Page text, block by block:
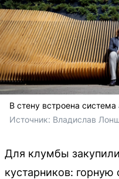
В стену встроена система
Источник: Владислав
Для клумбы
кустарников: горную